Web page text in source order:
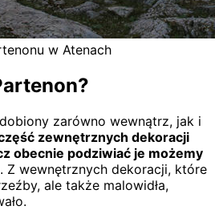
w Atenach
zarówno wewnątrz, jak i
część zewnętrznych dekoracji
obecnie podziwiać je możemy
. Z wewnętrznych dekoracji, które
ale także malowidła,